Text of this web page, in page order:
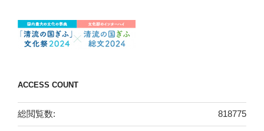
ACCESS COUNT
818775
総閲覧数: